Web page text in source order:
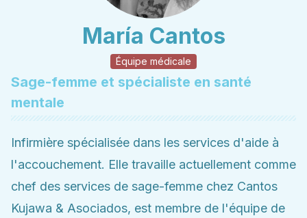
María Cantos
Équipe médicale
Sage-femme et spécialiste en santé
mentale
Infirmière spécialisée dans les services d'aide à
l'accouchement. Elle travaille actuellement comme
chef des services de sage-femme chez Cantos
Kujawa & Asociados, est membre de l'équipe de